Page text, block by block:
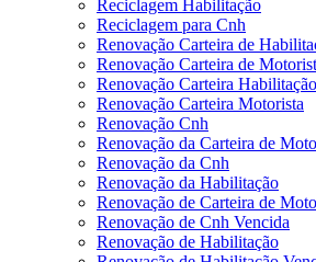
Reciclagem Habilitação
Reciclagem para Cnh
Renovação Carteira de
Renovação Carteira de
Renovação Carteira Habilitação
Renovação Carteira Motorista
Renovação Cnh
Renovação da Carteira de
Renovação da Cnh
Renovação da Habilitação
Renovação de Carteira de
Renovação de Cnh Vencida
Renovação de Habilitação